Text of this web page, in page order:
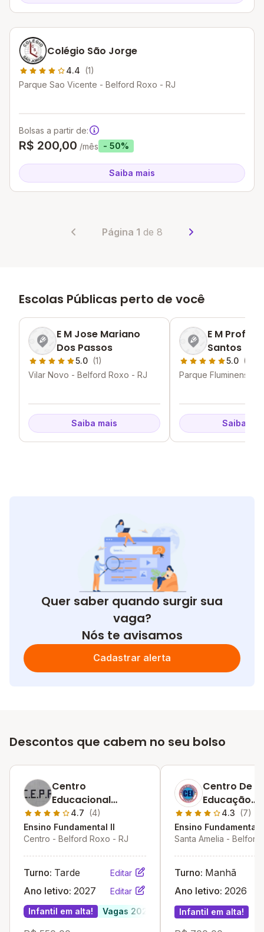
Colégio São Jorge
4.4 (1)
Parque Sao Vicente - Belford Roxo - RJ
Bolsas a partir de:
R$ 200,00 /mês - 50%
Saiba mais
Página 1 de 8
Escolas Públicas perto de você
E M Jose Mariano
Dos Passos
5.0 (1)
Vilar Novo - Belford Roxo - RJ
Saiba mais
E M
Santos
5.0 (1)
Parque Fluminense -
Saiba
Quer saber quando surgir sua
vaga?
Nós te avisamos
Cadastrar alerta
Descontos que cabem no seu bolso
Centro
Educacional
Príncipe Da Paz
4.7 (4)
Ensino Fundamental II
Centro - Belford Roxo - RJ
Turno: Tarde Editar
Ano letivo: 2027
Editar
Infantil em alta!
Vagas 2027
Centro De
Educação
Inovação
4.3 (7)
Ensino Fundamental
Santa Amelia - Belford
Turno: Manhã
Ano letivo: 2026
Infantil em alta!